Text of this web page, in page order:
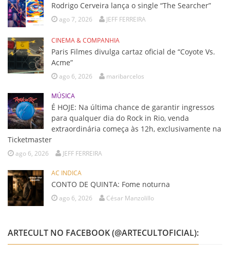
Rodrigo Cerveira lança o single “The Searcher”
ago 7, 2026 JEFF FERREIRA
CINEMA & COMPANHIA
Paris Filmes divulga cartaz oficial de “Coyote Vs.
Acme”
ago 6, 2026 maribarcelos
MÚSICA
É HOJE: Na última chance de garantir ingressos
para qualquer dia do Rock in Rio, venda
extraordinária começa às 12h, exclusivamente na
Ticketmaster
ago 6, 2026 JEFF FERREIRA
AC INDICA
CONTO DE QUINTA: Fome noturna
ago 6, 2026 César Manzolillo
ARTECULT NO FACEBOOK (@ARTECULTOFICIAL):